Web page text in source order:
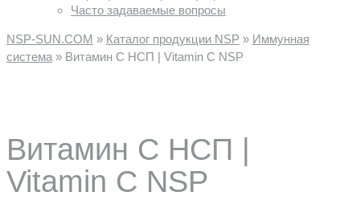
Часто задаваемые вопросы
NSP-SUN.COM » Каталог продукции NSP » Иммунная
система » Витамин С НСП | Vitamin C NSP
Витамин С НСП |
Vitamin C NSP